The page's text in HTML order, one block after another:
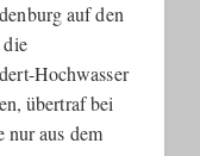
auf den
Hochwasser
übertraf bei
nur aus dem